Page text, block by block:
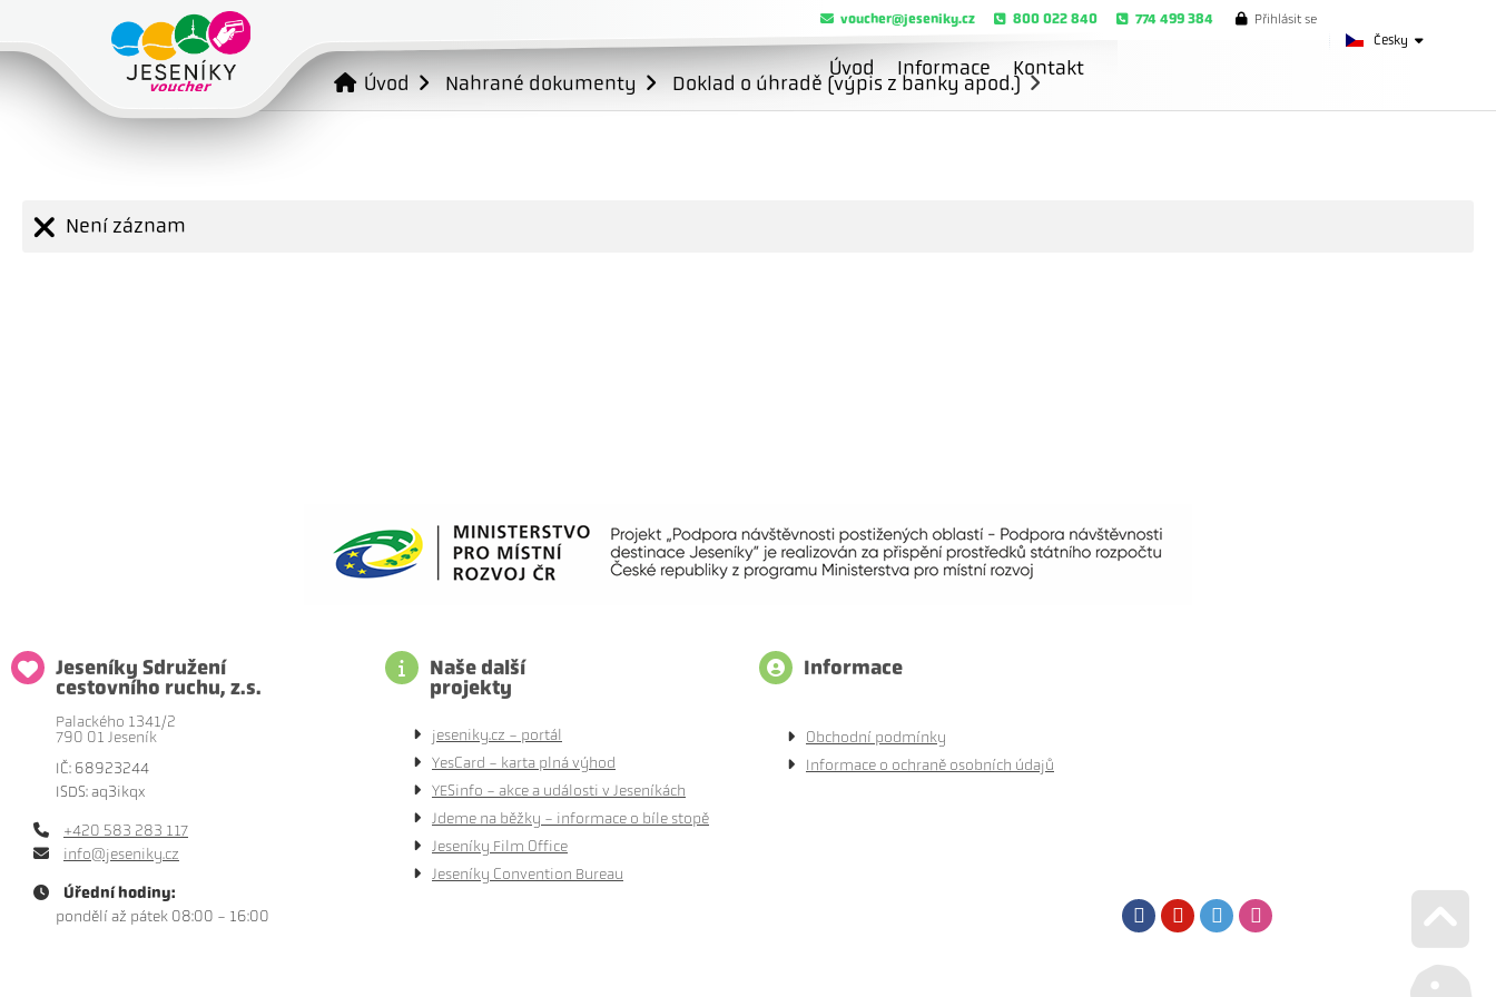
Česky
voucher@jeseniky.cz 800 022 840 774 499 384 Přihlásit se
Úvod Informace Kontakt
Úvod Nahrané dokumenty Doklad o úhradě (výpis z banky apod.)
Není záznam
Jeseníky Sdružení
cestovního ruchu, z.s.
Palackého 1341/2
790 01 Jeseník
IČ: 68923244
ISDS: aq3ikqx
+420 583 283 117
info@jeseniky.cz
Úřední hodiny:
pondělí až pátek 08:00 - 16:00
Naše další
projekty
jeseniky.cz - portál
YesCard - karta plná výhod
YESinfo - akce a události v Jeseníkách
Jdeme na běžky - informace o bíle stopě
Jeseníky Film Office
Jeseníky Convention Bureau
Informace
Obchodní podmínky
Informace o ochraně osobních údajů
FacebookYoutubeTwitter
Go